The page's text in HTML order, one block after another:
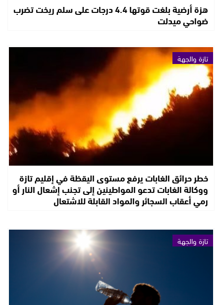
هزة أرضية بلغت قوتها 4.4 درجات على سلم ريخت تضرب
ضواحي ميدلت
تازة والجهة
خطر حرائق الغابات يرفع مستوى اليقظة في إقليم تازة
ووكالة الغابات تدعو المواطينين إلى تجنب إشعال النار أو
رمي أعقاب السجائر والمواد القابلة للاشتعال
تازة والجهة